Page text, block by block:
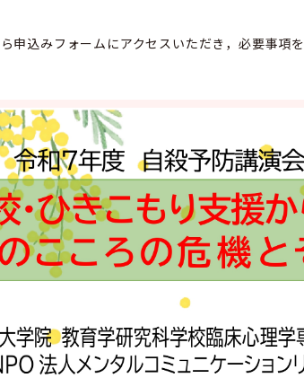
申込みフォームにアクセスいただき，必要事項